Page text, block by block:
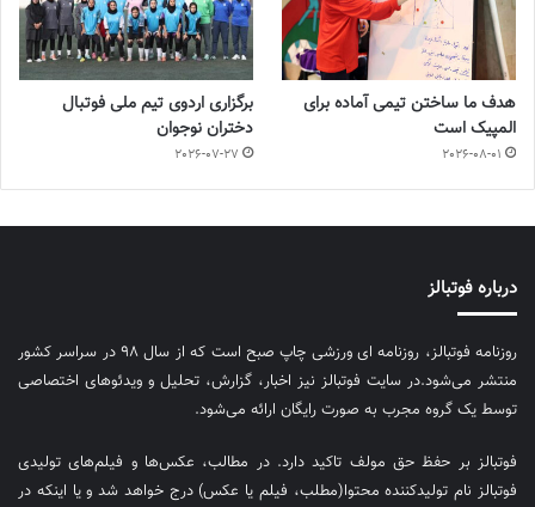
هدف ما ساختن تیمی آماده برای
المپیک است
2026-08-01
برگزاری اردوی تیم ملی فوتبال
دختران نوجوان
2026-07-27
درباره فوتبالز
روزنامه فوتبالز، روزنامه ای ورزشی چاپ صبح است که از سال ۹۸ در سراسر کشور
منتشر می‌شود.در سایت فوتبالز نیز اخبار، گزارش، تحلیل و ویدئوهای اختصاصی
توسط یک گروه مجرب به صورت رایگان ارائه می‌شود.
فوتبالز بر حفظ حق مولف تاکید دارد. در مطالب، عکس‌ها و فیلم‌های تولیدی
فوتبالز نام تولیدکننده محتوا(مطلب، فیلم یا عکس) درج خواهد شد و یا اینکه در